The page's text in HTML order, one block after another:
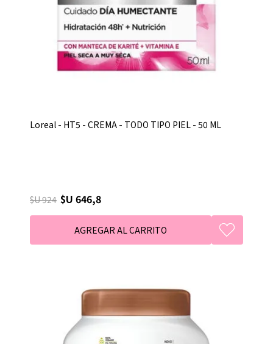
Loreal - HT5 - CREMA - TODO TIPO PIEL - 50 ML
$U 924 $U 646,8